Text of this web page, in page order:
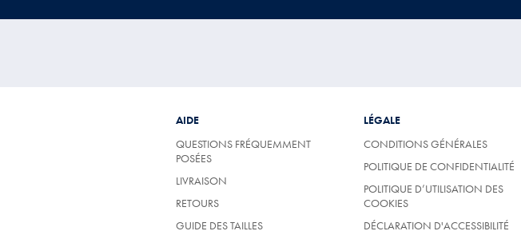
AIDE
QUESTIONS FRÉQUEMMENT
POSÉES
LIVRAISON
RETOURS
GUIDE DES TAILLES
LÉGALE
CONDITIONS GÉNÉRALES
POLITIQUE DE CONFIDENTIALITÉ
POLITIQUE D’UTILISATION DES
COOKIES
DÉCLARATION D'ACCESSIBILITÉ